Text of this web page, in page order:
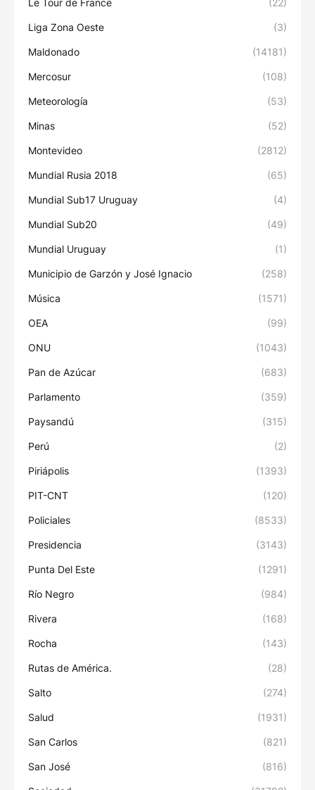
Le Tour de France (22)
Liga Zona Oeste (3)
Maldonado (14181)
Mercosur (108)
Meteorología (53)
Minas (52)
Montevideo (2812)
Mundial Rusia 2018 (65)
Mundial Sub17 Uruguay (4)
Mundial Sub20 (49)
Mundial Uruguay (1)
Municipio de Garzón y José Ignacio (258)
Música (1571)
OEA (99)
ONU (1043)
Pan de Azúcar (683)
Parlamento (359)
Paysandú (315)
Perú (2)
Piriápolis (1393)
PIT-CNT (120)
Policiales (8533)
Presidencia (3143)
Punta Del Este (1291)
Río Negro (984)
Rivera (168)
Rocha (143)
Rutas de América. (28)
Salto (274)
Salud (1931)
San Carlos (821)
San José (816)